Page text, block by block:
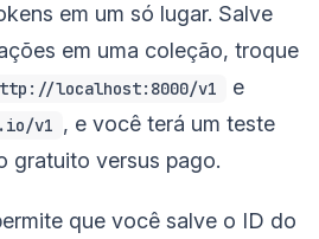
em um só lugar. Salve
em uma coleção, troque
localhost:8000/v1 e
v1 , e você terá um teste
gratuito versus pago.
que você salve o ID do